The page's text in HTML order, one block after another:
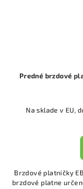
Predné brzdové
Na sklade v EU,
Brzdové platničky
brzdové platne